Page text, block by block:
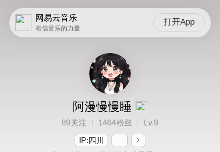
网易云音乐
相信音乐的力量
打开App
阿漫慢慢睡
89关注 1464粉丝 Lv.9
IP:四川